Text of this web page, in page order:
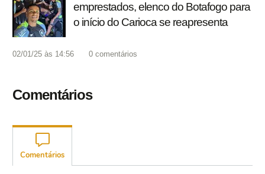
emprestados, elenco do Botafogo para
o início do Carioca se reapresenta
02/01/25 às 14:56 0 comentários
Comentários